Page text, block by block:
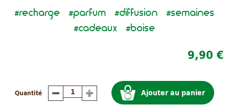
#recharge #parfum #diffusion #semaines
#cadeaux #boise
9,90 €
Quantité Ajouter au panier